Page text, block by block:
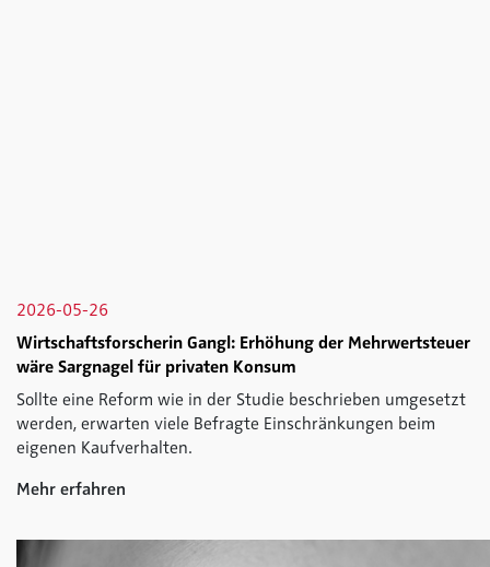
2026-05-26
Wirtschaftsforscherin Gangl: Erhöhung der Mehrwertsteuer
wäre Sargnagel für privaten Konsum
Sollte eine Reform wie in der Studie beschrieben umgesetzt
werden, erwarten viele Befragte Einschränkungen beim
eigenen Kaufverhalten.
Mehr erfahren